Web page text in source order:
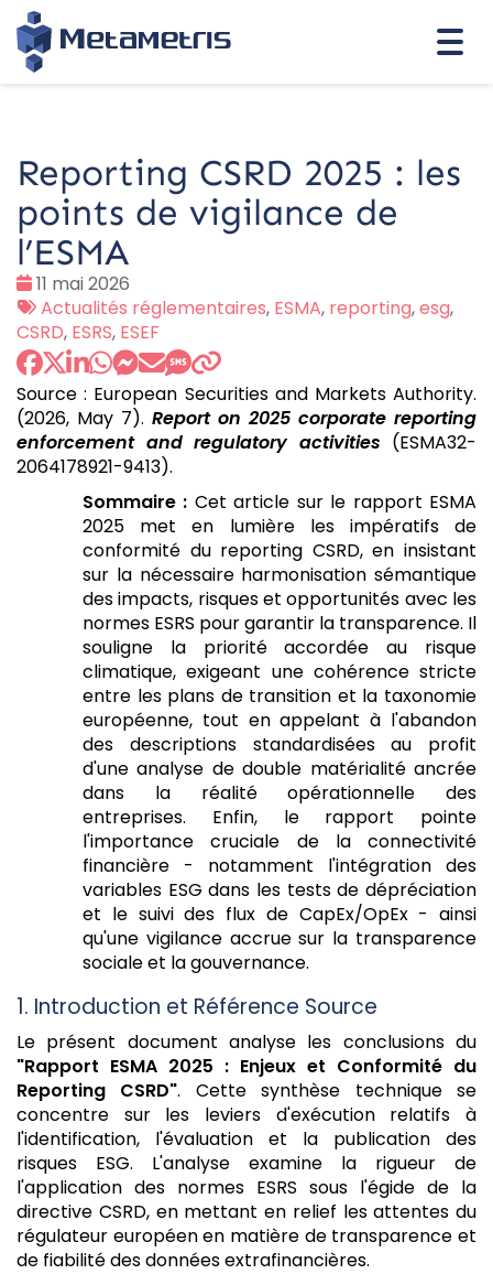
Reporting CSRD 2025 : les
points de vigilance de
l’ESMA
Date
:
11 mai 2026
Tags
:
Actualités réglementaires, ESMA, reporting,esg,
CSRD, ESRS, ESEF
Source : European Securities and Markets Authority.
(2026, May 7). Report on 2025 corporate reporting
enforcement and regulatory activities (ESMA32-
2064178921-9413).
Sommaire : Cet article sur le rapport ESMA
2025 met en lumière les impératifs de
conformité du reporting CSRD, en insistant
sur la nécessaire harmonisation sémantique
des impacts, risques et opportunités avec les
normes ESRS pour garantir la transparence. Il
souligne la priorité accordée au risque
climatique, exigeant une cohérence stricte
entre les plans de transition et la taxonomie
européenne, tout en appelant à l'abandon
des descriptions standardisées au profit
d'une analyse de double matérialité ancrée
dans la réalité opérationnelle des
entreprises. Enfin, le rapport pointe
l'importance cruciale de la connectivité
financière - notamment l'intégration des
variables ESG dans les tests de dépréciation
et le suivi des flux de CapEx/OpEx - ainsi
qu'une vigilance accrue sur la transparence
sociale et la gouvernance.
1. Introduction et Référence Source
Le présent document analyse les conclusions du
"Rapport ESMA 2025 : Enjeux et Conformité du
Reporting CSRD". Cette synthèse technique se
concentre sur les leviers d'exécution relatifs à
l'identification, l'évaluation et la publication des
risques ESG. L'analyse examine la rigueur de
l'application des normes ESRS sous l'égide de la
directive CSRD, en mettant en relief les attentes du
régulateur européen en matière de transparence et
de fiabilité des données extrafinancières.